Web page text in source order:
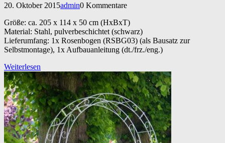
20. Oktober 2015admin0 Kommentare
Größe: ca. 205 x 114 x 50 cm (HxBxT)
Material: Stahl, pulverbeschichtet (schwarz)
Lieferumfang: 1x Rosenbogen (RSBG03) (als Bausatz zur
Selbstmontage), 1x Aufbauanleitung (dt./frz./eng.)
Weiterlesen